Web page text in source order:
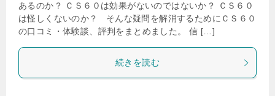
あるのか？ ＣＳ６０は効果がないのではないか？ ＣＳ６０
は怪しくないのか？ そんな疑問を解消するためにＣＳ６０
の口コミ・体験談、評判をまとめました。 信 […]
続きを読む